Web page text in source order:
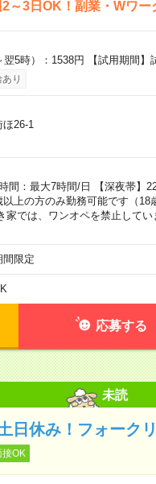
～3日OK！副業・Wワー
翌5時）：1538円 【試用期間】
り
26-1
間：最大7時間/日 【深夜帯
以上の方のみ勤務可能です（
では、ワンオペを禁止して
間限定
応募する
未読
日休み！フォーク
OK